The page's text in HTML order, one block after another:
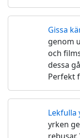
Gissa
genom
och
dessa
Perfekt
Lekfulla
yrken